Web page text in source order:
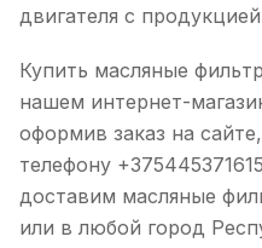
двигателя с
Купить масляные
нашем интернет-
оформив заказ на
телефону
доставим масляные
или в любой город